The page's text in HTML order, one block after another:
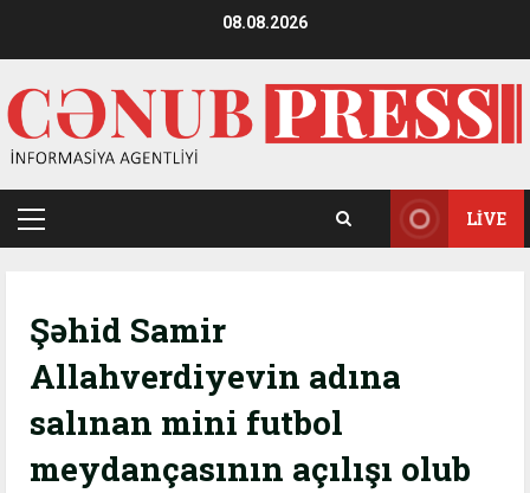
08.08.2026
Primary
LIVE
Şəhid Samir
Allahverdiyevin adına
salınan mini futbol
meydançasının açılışı olub